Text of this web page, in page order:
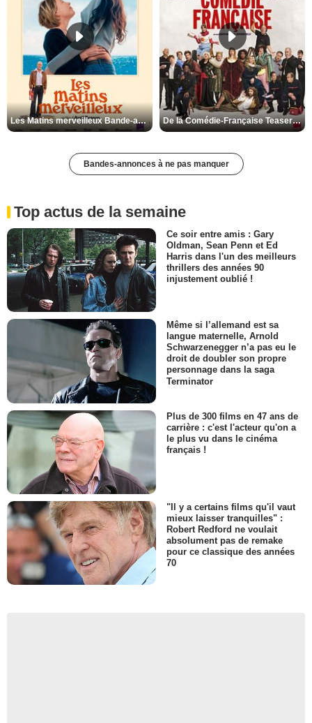
Les Matins merveilleux Bande-annonce VF De la Comédie-Française Teaser VF
Bandes-annonces à ne pas manquer
Top actus de la semaine
Ce soir entre amis : Gary
Oldman, Sean Penn et Ed
Harris dans l'un des meilleurs
thrillers des années 90
injustement oublié !
Même si l’allemand est sa
langue maternelle, Arnold
Schwarzenegger n’a pas eu le
droit de doubler son propre
personnage dans la saga
Terminator
Plus de 300 films en 47 ans de
carrière : c'est l'acteur qu'on a
le plus vu dans le cinéma
français !
"Il y a certains films qu'il vaut
mieux laisser tranquilles" :
Robert Redford ne voulait
absolument pas de remake
pour ce classique des années
70